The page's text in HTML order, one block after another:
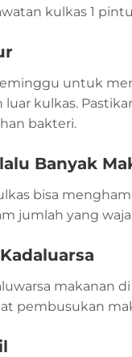
kulkas 1
untuk
kulkas.
bakteri.
Banyak
bisa
jumlah yang
makanan
pembusukan